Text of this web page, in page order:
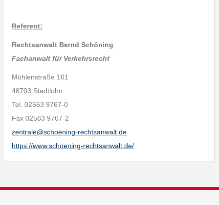
Referent:
Rechtsanwalt Bernd Schöning
Fachanwalt für Verkehrsrecht
Mühlenstraße 101
48703 Stadtlohn
Tel. 02563 9767-0
Fax 02563 9767-2
zentrale@schoening-rechtsanwalt.de
https://www.schoening-rechtsanwalt.de/